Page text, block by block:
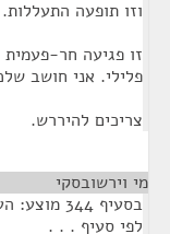
וזו תופעה
זו פגיעה חר-
פלילי. אני חושב
צריכים להיררש.
מי וירשובסקי
בסעיף
לפי סעיף . . .